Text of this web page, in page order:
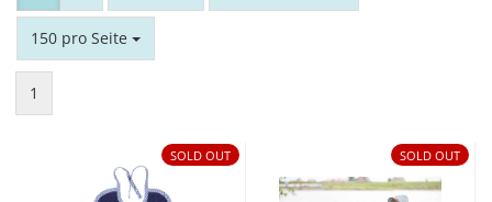
150 pro Seite
pro Seite
1
SOLD OUT SOLD OUT